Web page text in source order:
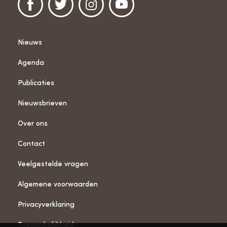
Nieuws
Agenda
Publicaties
Nieuwsbrieven
Over ons
Contact
Veelgestelde vragen
Algemene voorwaarden
Privacyverklaring
Toegankelijkheid